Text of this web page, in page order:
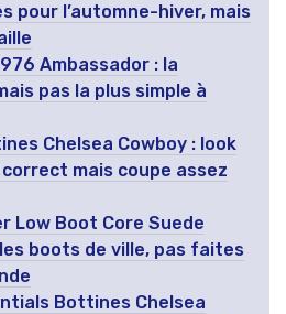
pour l’automne-hiver, mais
Ambassador : la
pas la plus simple à
Chelsea Cowboy : look
mais coupe assez
Low Boot Core Suede
boots de ville, pas faites
Bottines Chelsea